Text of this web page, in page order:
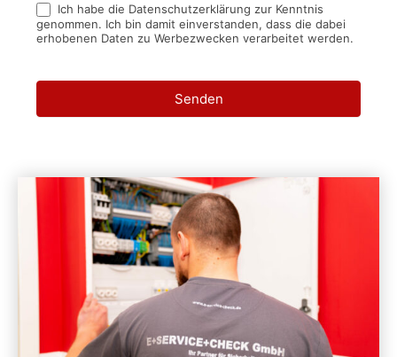
Ich habe die Datenschutzerklärung zur Kenntnis
genommen. Ich bin damit einverstanden, dass die dabei
erhobenen Daten zu Werbezwecken verarbeitet werden.
Senden